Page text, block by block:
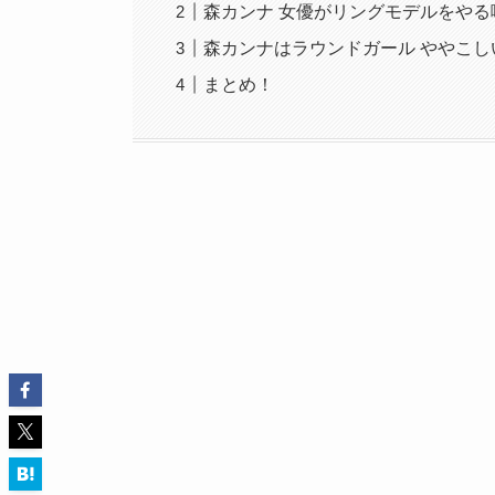
森カンナ 女優がリングモデルをやる
森カンナはラウンドガール ややこし
まとめ！